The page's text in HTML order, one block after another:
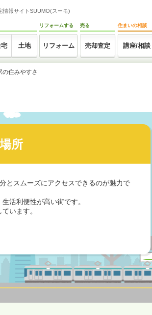
情報サイトSUUMO(スーモ)
土地
リフォームする
リフォーム
売る
売却査定
住まいの相談
講座/相談
の住みやすさ
所
とスムーズにアクセスできるのが魅力で
活利便性が高い街です。
います。